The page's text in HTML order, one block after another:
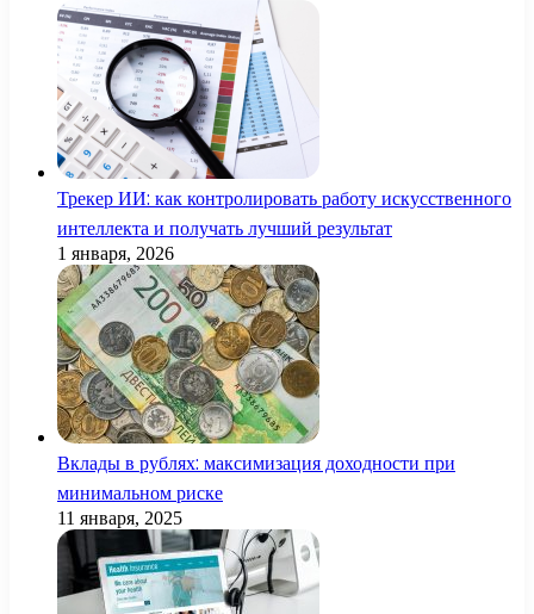
Трекер ИИ: как контролировать работу искусственного
интеллекта и получать лучший результат
1 января, 2026
Вклады в рублях: максимизация доходности при
минимальном риске
11 января, 2025